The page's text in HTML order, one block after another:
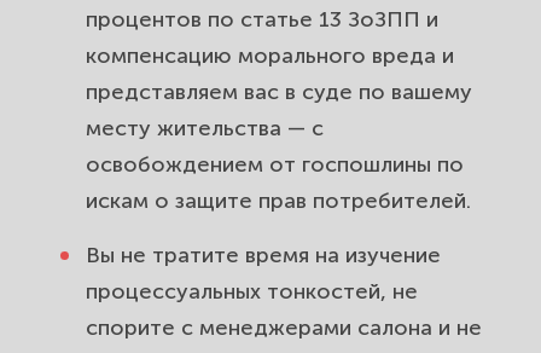
процентов по статье 13 ЗоЗПП и
компенсацию морального вреда и
представляем вас в суде по вашему
месту жительства — с
освобождением от госпошлины по
искам о защите прав потребителей.
Вы не тратите время на изучение
процессуальных тонкостей, не
спорите с менеджерами салона и не